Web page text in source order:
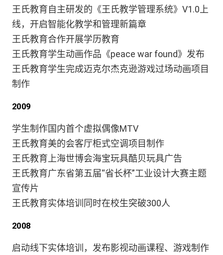
王氏教育自主研发的《王氏教学管理系统》V1.0上
线，开启智能化教学和管理新篇章
王氏教育合作开展学历教育
王氏教育学生动画作品《peace war found》发布
王氏教育学生完成迈克尔杰克逊游戏过场动画项目
制作
2009
学生制作国内首个虚拟偶像MTV
王氏教育美的会客厅柜式空调项目制作
王氏教育上海世博会海宝玩具酷贝玩具广告
王氏教育广东省第五届“省长杯”工业设计大赛主题
宣传片
王氏教育实体培训同时在校生突破300人
2008
启动线下实体培训，发布影视动画课程、游戏制作